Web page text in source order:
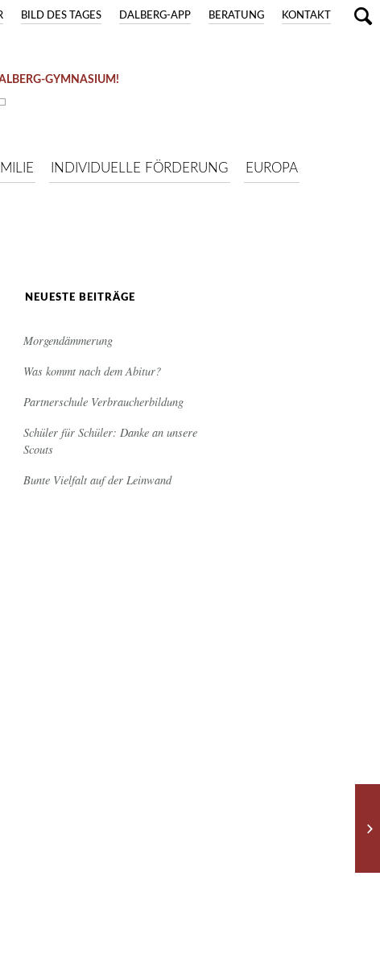
KONTAKT
BERATUNG
DALBERG-APP
BILD DES TAGES
GYMNASIUM!
INDIVIDUELLE FÖRDERUNG EUROPA
NEUESTE BEITRÄGE
Morgendämmerung
Was kommt nach dem Abitur?
Partnerschule Verbraucherbildung
Schüler für Schüler: Danke an unsere
Scouts
Bunte Vielfalt auf der Leinwand